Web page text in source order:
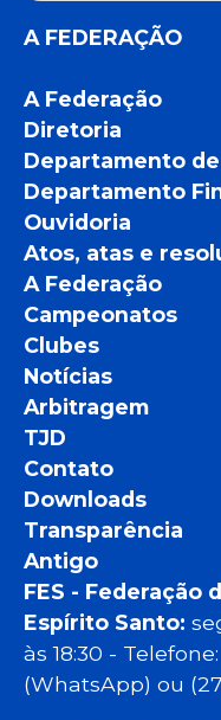
A FEDERAÇÃO
A Federação
Diretoria
Departamento
Departamento
Ouvidoria
Atos, atas e
A Federação
Campeonatos
Clubes
Notícias
Arbitragem
TJD
Contato
Downloads
Transparência
Antigo
FES - Federação
Espírito Santo:
às 18:30 -
(WhatsApp) ou